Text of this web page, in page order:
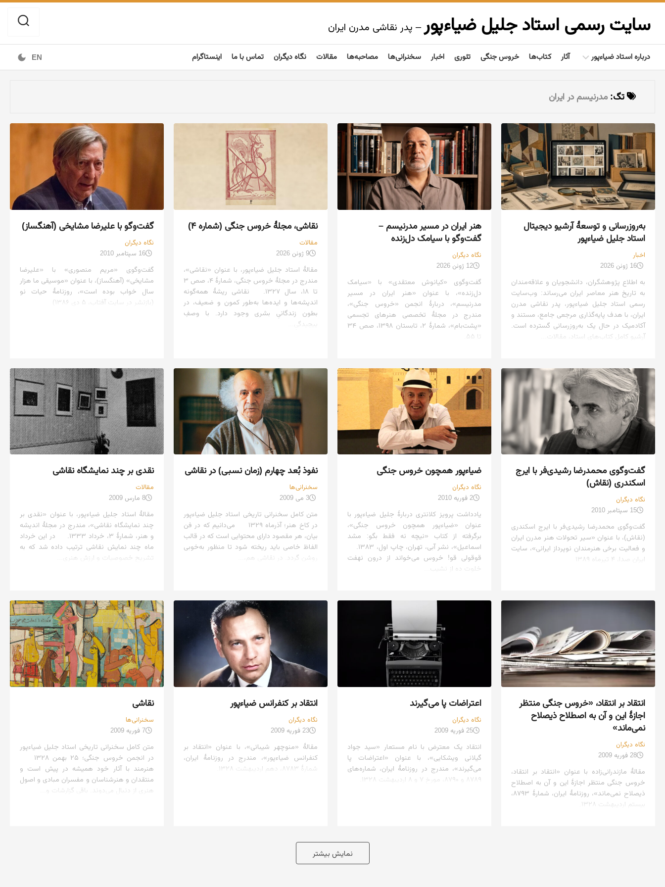
Skip
contentسایت رسمی استاد جلیل ضیاءپور – پدر نقاشی مدرن ایران
درباره استاد ضیاءپور
تألیفات
فعالیت‌ها
آثار کتاب‌ها خروس جنگی تئوری اخبار سخنرانی‌ها مصاحبه‌ها مقالات نگاه دیگران تماس با ما اینستاگرام EN
تگ:مدرنیسم در ایران
به‌روزرسانی و توسعهٔ آرشیو دیجیتال
استاد جلیل ضیاءپور
اخبار
16 ژوئن 2026
به اطلاع پژوهشگران، دانشجویان و علاقه‌مندان
به تاریخ هنر معاصر ایران می‌رساند: وب‌سایت
رسمی استاد جلیل ضیاءپور، پدر نقاشی مدرن
ایران، با هدف پایه‌گذاری مرجعی جامع، مستند و
آکادمیک در حال یک به‌روزرسانی گسترده است.
آرشیو کامل کتاب‌های استاد، مقالات...
هنر ایران در مسیر مدرنیسم –
گفت‌وگو با سیامک دل‌زنده
نگاه دیگران
12 ژوئن 2026
گفت‌وگوی «کیانوش معتقدی» با «سیامک
دل‌زنده»، با عنوان «هنر ایران در مسیر
مدرنیسم»، دربارهٔ انجمن «خروس جنگی»،
مندرج در مجلهٔ تخصصی هنرهای تجسمی
«پشت‌بام»، شمارهٔ ۲، تابستان ۱۳۹۸، صص ۳۴
تا ۵۵.
نقاشی، مجلهٔ خروس جنگی (شماره ۴)
مقالات
9 ژوئن 2026
مقالهٔ استاد جلیل ضیاءپور، با عنوان «نقاشی»،
مندرج در مجلهٔ خروس جنگی، شمارهٔ ۴، صص ۳
تا ۱۸، سال ۱۳۲۷. نقاشی ریشهٔ همه‌گونه
اندیشه‌ها و ایده‌ها به‌طور کمون و ضعیف، در
بطون زندگانیِ بشری وجود دارد. با وصفِ
پیچیدگیِ...
گفت‌وگو با علیرضا مشایخی (آهنگساز)
نگاه دیگران
16 سپتامبر 2010
گفت‌وگوی «مریم منصوری» با «علیرضا
مشایخی» (آهنگساز)، با عنوان «موسیقی ما هزار
سال خواب بوده است»، روزنامهٔ حیات نو
(بازنشر در سایت آفتاب، ۵ دی ۱۳۸۶)
گفت‌وگوی محمدرضا رشیدی‌فر با ایرج
اسکندری (نقاش)
نگاه دیگران
15 سپتامبر 2010
گفت‌وگوی محمدرضا رشیدی‌فر با ایرج اسکندری
(نقاش)، با عنوان «سیر تحولات هنر مدرن ایران
و فعالیت برخی هنرمندان نوپرداز ایرانی»، سایت
ایران صدا، ۴ تیرماه ۱۳۸۹
ضیاءپور همچون خروس جنگی
نگاه دیگران
2 فوریه 2010
یادداشت پرویز کلانتری دربارهٔ جلیل ضیاءپور با
عنوان «ضیاءپور همچون خروس جنگی»،
برگرفته از کتاب «نیچه نه فقط بگو: مشد
اسماعیل»، نشر آبی، تهران، چاپ اول، ۱۳۸۳.
قوقولی قو! خروس می‌خواند از درون نهفت
خلوت ده از نشیب...
نفوذ بُعد چهارم (زمان نسبی) در نقاشی
سخنرانی‌ها
3 می 2009
متن کامل سخنرانی تاریخی استاد جلیل ضیاءپور
در کاخ هنر؛ آذرماه ۱۳۲۹ می‌دانیم که در فن
بیان، هر مقصود دارای محتوایی است که در قالب
الفاظ خاصی باید ریخته شود تا منظور به‌خوبی
روشن گردد. در نقاشی هم،...
نقدی بر چند نمایشگاه نقاشی
مقالات
8 مارس 2009
مقالهٔ استاد جلیل ضیاءپور، با عنوان «نقدی بر
چند نمایشگاه نقاشی»، مندرج در مجلهٔ اندیشه
و هنر، شمارهٔ ۳، خرداد ۱۳۳۳. در این خرداد
ماه چند نمایش نقاشی ترتیب داده شد که به
تشریح خصوصیات و ارزش هنری...
انتقاد بر انتقاد، «خروس جنگی منتظر
اجازهٔ این و آن به اصطلاح ذیصلاح
نمی‌ماند»
نگاه دیگران
28 فوریه 2009
مقالهٔ مازندرانی‌زاده با عنوان «انتقاد بر انتقاد،
خروس جنگی منتظر اجازهٔ این و آن به اصطلاح
ذیصلاح نمی‌ماند»، روزنامهٔ ایران، شمارهٔ ۸۷۹۳،
بیستم اردیبهشت ۱۳۲۸.
اعتراضات پا می‌گیرند
نگاه دیگران
25 فوریه 2009
انتقاد یک معترض با نام مستعار «سید جواد
گیلانی ویشکایی»، با عنوان «اعتراضات پا
می‌گیرند»، مندرج در روزنامهٔ ایران، شماره‌های
۸۷۸۹ و ۸۷۹۰، مورخ ۷ و ۸ اردیبهشت ۱۳۲۸.
انتقاد بر کنفرانس ضیاءپور
نگاه دیگران
23 فوریه 2009
مقالهٔ «منوچهر شیبانی»، با عنوان «انتقاد بر
کنفرانس ضیاءپور»، مندرج در روزنامهٔ ایران،
شمارهٔ ۸۷۸۳، دهم اردیبهشت ۱۳۲۸.
نقاشی
سخنرانی‌ها
7 فوریه 2009
متن کامل سخنرانی تاریخی استاد جلیل ضیاءپور
هنرمند با آثار خود همیشه در پیش است و
منتقدان و هنرشناسان و مفسران مبادی و اصول
هنری از دنبال می‌دوند. باقی گزارشات و...
نمایش بیشتر